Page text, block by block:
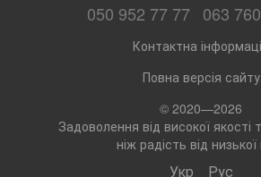
050 952 77 77 063
Контактна
Повна версія сайту
© 2020—2026
Задоволення від високої
ніж радість від низької
Укр Рус